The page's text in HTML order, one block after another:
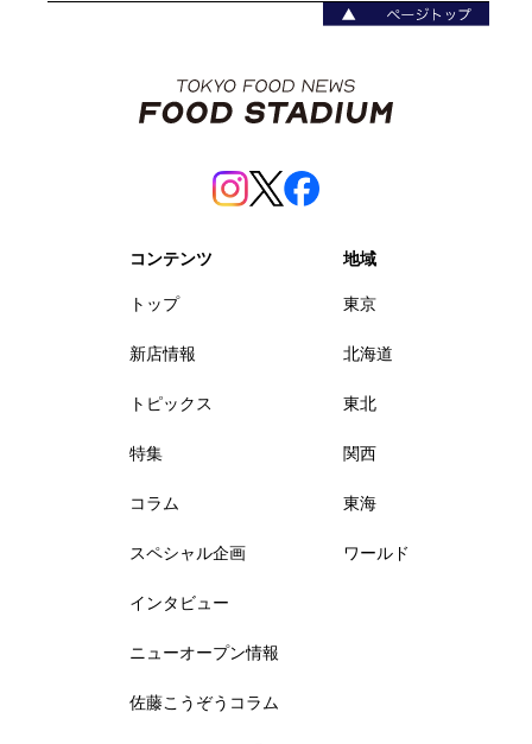
コンテンツ
トップ
新店情報
トピックス
特集
コラム
スペシャル企画
インタビュー
ニューオープン情報
佐藤こうぞうコラム
地域
東京
北海道
東北
関西
東海
ワールド